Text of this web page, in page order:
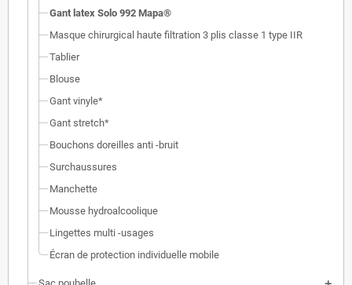
Gant latex Solo 992 Mapa®
Masque chirurgical haute filtration 3 plis classe 1 type IIR
Tablier
Blouse
Gant vinyle*
Gant stretch*
Bouchons doreilles anti -bruit
Surchaussures
Manchette
Mousse hydroalcoolique
Lingettes multi -usages
Écran de protection individuelle mobile